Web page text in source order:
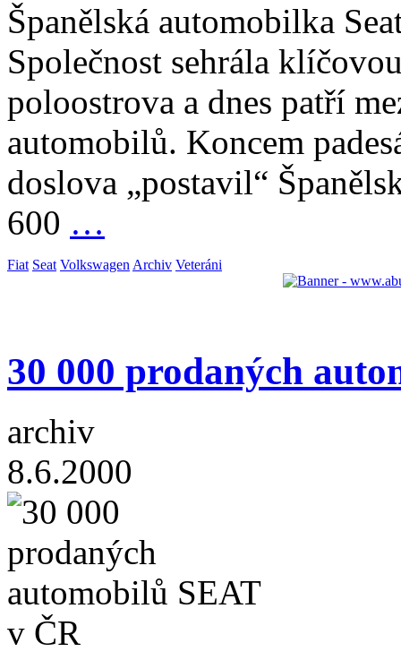
Španělská automobilka
Společnost sehrála
poloostrova a dnes patří
automobilů. Koncem
doslova „postavil“
600 …
Fiat Seat Volkswagen Archiv Veteráni
30 000 prodaných
archiv
8.6.2000